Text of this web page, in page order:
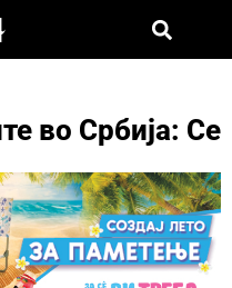
во Србија: Се